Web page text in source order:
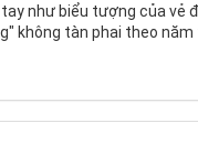
như biểu tượng của vẻ
không tàn phai theo